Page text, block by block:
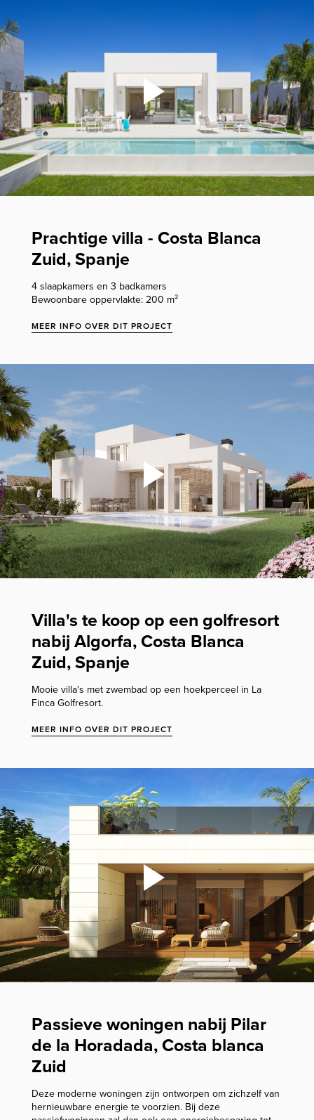
Prachtige villa - Costa Blanca
Zuid, Spanje
4 slaapkamers en 3 badkamers
Bewoonbare oppervlakte: 200 m²
MEER INFO OVER DIT PROJECT
Villa's te koop op een golfresort
nabij Algorfa, Costa Blanca
Zuid, Spanje
Mooie villa's met zwembad op een hoekperceel in La
Finca Golfresort.
MEER INFO OVER DIT PROJECT
Passieve woningen nabij Pilar
de la Horadada, Costa blanca
Zuid
Deze moderne woningen zijn ontworpen om zichzelf van
hernieuwbare energie te voorzien. Bij deze